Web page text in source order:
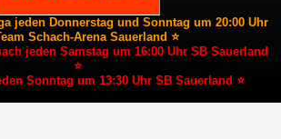
jeden Donnerstag und Sonntag um 20:00 Uhr
Schach-Arena Sauerland ⭐
jeden Samstag um 16:00 Uhr SB Sauerland
⭐
Sonntag um 13:30 Uhr SB Sauerland ⭐